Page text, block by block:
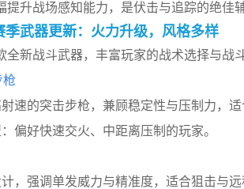
提升战场感知能力，是伏击与追踪的绝佳
季武器更新：火力升级，风格多样
全新战斗武器，丰富玩家的战术选择与战斗
枪
速的突击步枪，兼顾稳定性与压制力，适
偏好快速交火、中距离压制的玩家。
，强调单发威力与精准度，适合狙击与远